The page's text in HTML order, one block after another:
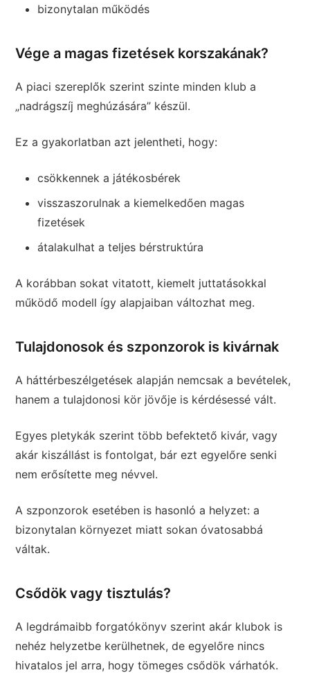
bizonytalan működés
Vége a magas fizetések korszakának?
A piaci szereplők szerint szinte minden klub a
„nadrágszíj meghúzására” készül.
Ez a gyakorlatban azt jelentheti, hogy:
csökkennek a játékosbérek
visszaszorulnak a kiemelkedően magas
fizetések
átalakulhat a teljes bérstruktúra
A korábban sokat vitatott, kiemelt juttatásokkal
működő modell így alapjaiban változhat meg.
Tulajdonosok és szponzorok is kivárnak
A háttérbeszélgetések alapján nemcsak a bevételek,
hanem a tulajdonosi kör jövője is kérdésessé vált.
Egyes pletykák szerint több befektető kivár, vagy
akár kiszállást is fontolgat, bár ezt egyelőre senki
nem erősítette meg névvel.
A szponzorok esetében is hasonló a helyzet: a
bizonytalan környezet miatt sokan óvatosabbá
váltak.
Csődök vagy tisztulás?
A legdrámaibb forgatókönyv szerint akár klubok is
nehéz helyzetbe kerülhetnek, de egyelőre nincs
hivatalos jel arra, hogy tömeges csődök várhatók.